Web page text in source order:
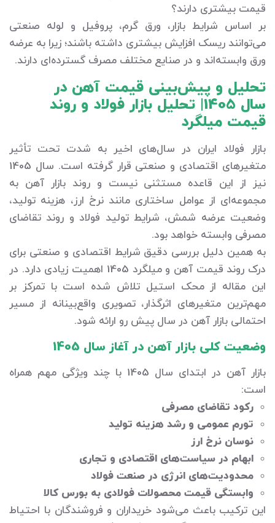
قیمت بیشتری دارند؟
بر اساس شرایط بازار، ورق گرم، پروفیل و لوله صنعتی
می‌توانند ریسک افزایش بیشتری داشته باشند؛ زیرا به عرضه
ورق وابسته‌اند و در صنایع مختلف مصرف گسترده‌ای دارند.
تحلیل و پیش‌بینی قیمت آهن در
سال 1405| تحلیل بازار فولاد و روند
قیمت میلگرد
بازار فولاد ایران در سال‌های اخیر به شدت تحت تأثیر
متغیرهای اقتصادی و صنعتی قرار گرفته است. سال 1405
نیز از این قاعده مستثنی نیست و روند بازار آهن به
مجموعه‌ای از عوامل ساختاری مانند نرخ ارز، هزینه تولید،
وضعیت عرضه شمش، شرایط تولید فولاد و روند تقاضای
مصرفی وابسته خواهد بود.
به همین دلیل بررسی دقیق شرایط اقتصادی و صنعتی برای
درک روند قیمت آهن و میلگرد 1405 اهمیت زیادی دارد. در
این مقاله از محک استیل تلاش شده است با تمرکز بر
مهم‌ترین متغیرهای اثرگذار، تصویری واقع‌بینانه از مسیر
احتمالی بازار آهن در سال پیش رو ارائه شود.
وضعیت کلی بازار آهن در آغاز سال 1405
بازار آهن در ابتدای سال 1405 با چند ویژگی مهم همراه
است:
رکود تقاضای مصرفی
تورم عمومی و رشد هزینه تولید
نوسان نرخ ارز
ابهام در سیاست‌های اقتصادی و تجاری
محدودیت‌های انرژی در صنعت فولاد
وابستگی قیمت محصولات فولادی به بورس کالا
این ترکیب باعث می‌شود خریداران و فروشندگان با احتیاط